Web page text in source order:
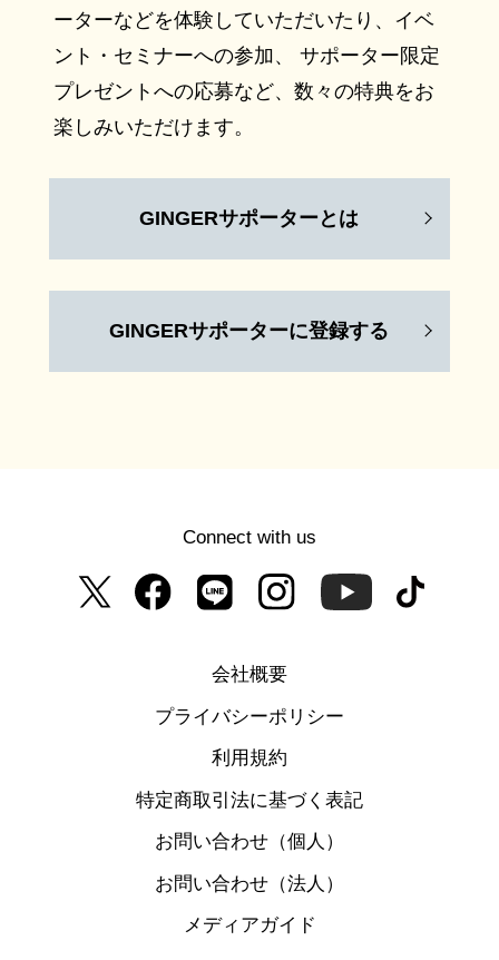
ーターなどを体験していただいたり、イベ
ント・セミナーへの参加、 サポーター限定
プレゼントへの応募など、数々の特典をお
楽しみいただけます。
GINGERサポーターとは
GINGERサポーターに登録する
Connect with us
会社概要
プライバシーポリシー
利用規約
特定商取引法に基づく表記
お問い合わせ（個人）
お問い合わせ（法人）
メディアガイド